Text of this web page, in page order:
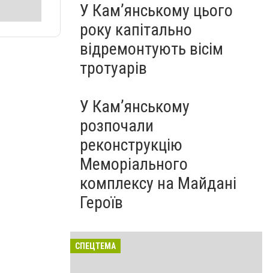
У Кам’янському цього
року капітально
відремонтують вісім
тротуарів
У Кам’янському
розпочали
реконструкцію
Меморіального
комплексу на Майдані
Героїв
СПЕЦТЕМА